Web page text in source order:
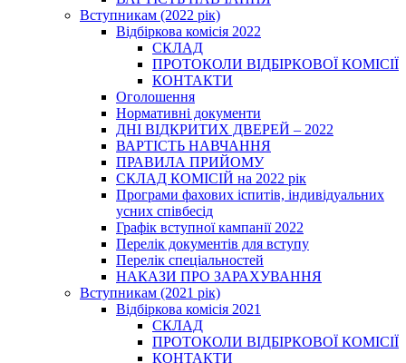
Вступникам (2022 рік)
Відбіркова комісія 2022
СКЛАД
ПРОТОКОЛИ ВІДБІРКОВОЇ КОМІСІЇ
КОНТАКТИ
Оголошення
Нормативні документи
ДНІ ВІДКРИТИХ ДВЕРЕЙ – 2022
ВАРТІСТЬ НАВЧАННЯ
ПРАВИЛА ПРИЙОМУ
СКЛАД КОМІСІЙ на 2022 рік
Програми фахових іспитів, індивідуальних
усних співбесід
Графік вступної кампанії 2022
Перелік документів для вступу
Перелік спеціальностей
НАКАЗИ ПРО ЗАРАХУВАННЯ
Вступникам (2021 рік)
Відбіркова комісія 2021
СКЛАД
ПРОТОКОЛИ ВІДБІРКОВОЇ КОМІСІЇ
КОНТАКТИ